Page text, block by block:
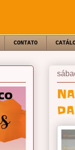
CONTATO